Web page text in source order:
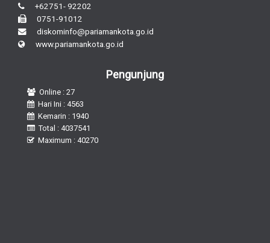
+62751- 92202
0751-91012
diskominfo@pariamankota.go.id
www.pariamankota.go.id
Pengunjung
Online : 27
Hari Ini : 4563
Kemarin : 1940
Total : 4037541
Maximum : 40270